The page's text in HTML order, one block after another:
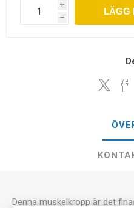
i
h
LÄGG
Denna muskelkropp är det